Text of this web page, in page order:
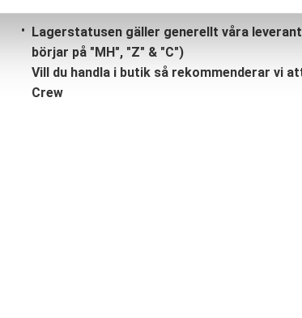
Lagerstatusen gäller generellt våra
börjar på "MH", "Z" & "C")
Vill du handla i butik så rekommenderar vi
Crew